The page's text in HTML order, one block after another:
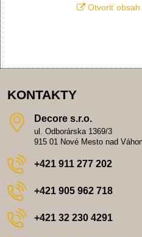
Otvoriť obsah
KONTAKTY
Decore s​.r​.o​.
ul. Odborárska 1369/3
915 01 Nové Mesto nad
+421 911 277 202
+421 905 962 718
+421 32 230 4291